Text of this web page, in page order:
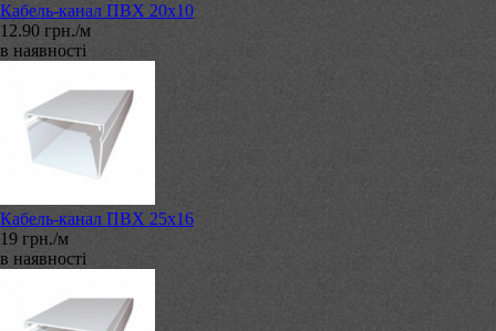
Кабель-канал ПВХ 20х10
12.90 грн./м
в наявності
Кабель-канал ПВХ 25х16
19 грн./м
в наявності